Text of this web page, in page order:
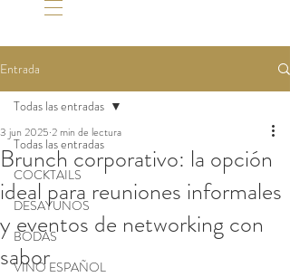
Entrada
Todas las entradas
COCKTAILS
DESAYUNOS
BODAS
VINO ESPAÑOL
Todas las entradas
Brunch corporativo: la opción
ideal para reuniones informales
y eventos de networking con
sabor
3 jun 2025 2 min de lectura